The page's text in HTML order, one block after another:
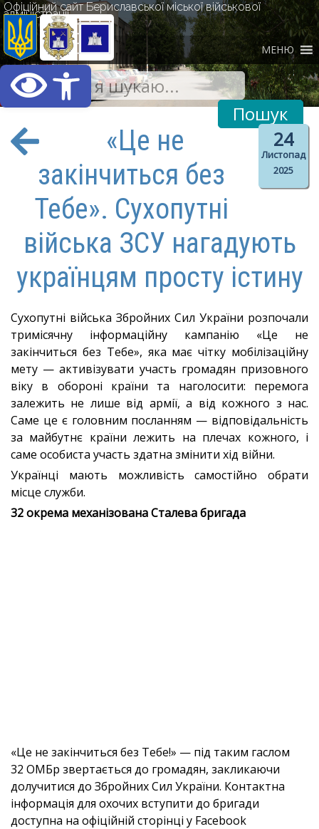
Відкрити Панель
Офіційний сайт Бериславської міської військової
адміністрації
МЕНЮ
24
Листопад
2025
«Це не
закінчиться без
Тебе». Сухопутні
війська ЗСУ нагадують
українцям просту істину
Сухопутні війська Збройних Сил України розпочали
тримісячну інформаційну кампанію «Це не
закінчиться без Тебе», яка має чітку мобілізаційну
мету — активізувати участь громадян призовного
віку в обороні країни та наголосити: перемога
залежить не лише від армії, а від кожного з нас.
Саме це є головним посланням — відповідальність
за майбутнє країни лежить на плечах кожного, і
саме особиста участь здатна змінити хід війни.
Українці мають можливість самостійно обрати
місце служби.
32 окрема механізована Сталева бригада
«Це не закінчиться без Тебе!» — під таким гаслом
32 ОМБр звертається до громадян, закликаючи
долучитися до Збройних Сил України. Контактна
інформація для охочих вступити до бригади
доступна на офіційній сторінці у Facebook